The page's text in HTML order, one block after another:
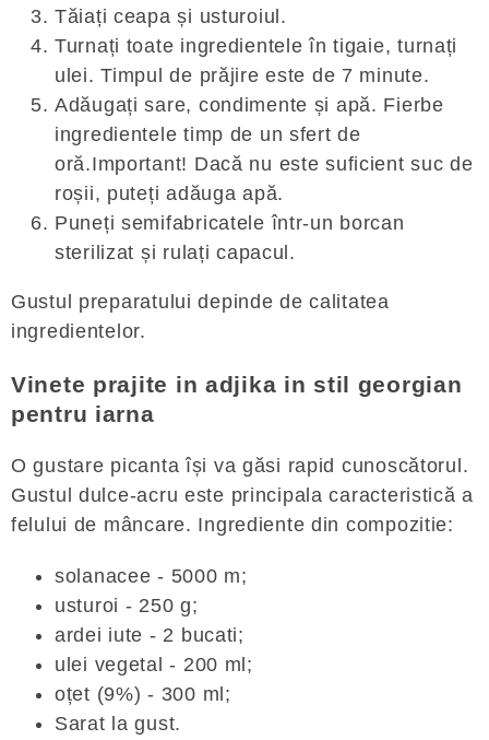
Tăiați ceapa și usturoiul.
Turnați toate ingredientele în tigaie, turnați
ulei. Timpul de prăjire este de 7 minute.
Adăugați sare, condimente și apă. Fierbe
ingredientele timp de un sfert de
oră.Important! Dacă nu este suficient suc de
roșii, puteți adăuga apă.
Puneți semifabricatele într-un borcan
sterilizat și rulați capacul.
Gustul preparatului depinde de calitatea
ingredientelor.
Vinete prajite in adjika in stil georgian
pentru iarna
O gustare picanta își va găsi rapid cunoscătorul.
Gustul dulce-acru este principala caracteristică a
felului de mâncare. Ingrediente din compozitie:
solanacee - 5000 m;
usturoi - 250 g;
ardei iute - 2 bucati;
ulei vegetal - 200 ml;
oțet (9%) - 300 ml;
Sarat la gust.